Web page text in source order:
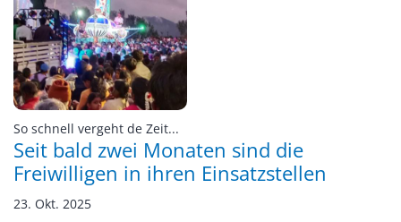
So schnell vergeht de Zeit...
Seit bald zwei Monaten sind die
Freiwilligen in ihren Einsatzstellen
23. Okt. 2025